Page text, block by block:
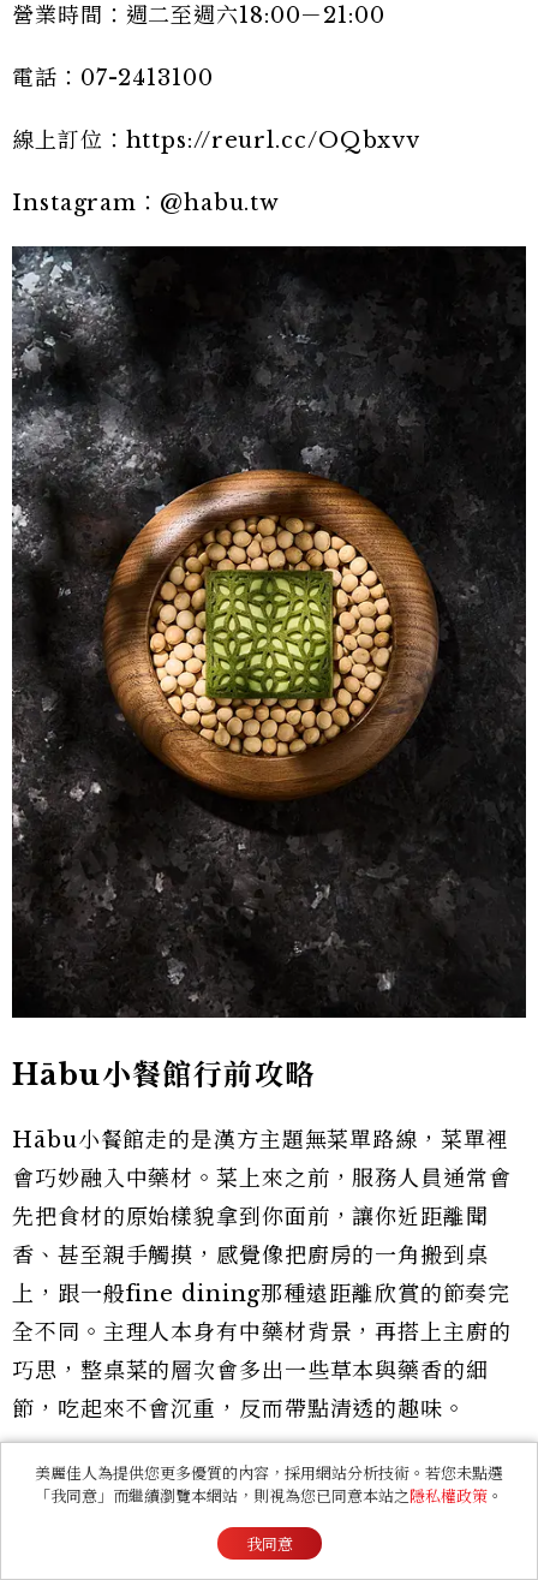
營業時間：週二至週六18:00－21:00
電話：07-2413100
線上訂位：https://reurl.cc/OQbxvv
Instagram：@habu.tw
Hābu小餐館行前攻略
Hābu小餐館走的是漢方主題無菜單路線，菜單裡
會巧妙融入中藥材。菜上來之前，服務人員通常會
先把食材的原始樣貌拿到你面前，讓你近距離聞
香、甚至親手觸摸，感覺像把廚房的一角搬到桌
上，跟一般fine dining那種遠距離欣賞的節奏完
全不同。主理人本身有中藥材背景，再搭上主廚的
巧思，整桌菜的層次會多出一些草本與藥香的細
節，吃起來不會沉重，反而帶點清透的趣味。
入座時還有個小儀式，你可以從幾款植物純露裡挑
自己喜歡的味道，服務人員會用它當場調製專屬的
香氛擦手巾。這一小步讓整晚從洗手開始就帶著個
美麗佳人為提供您更多優質的內容，採用網站分析技術。若您未點選
「我同意」而繼續瀏覽本網站，則視為您已同意本站之隱私權政策 。
我同意